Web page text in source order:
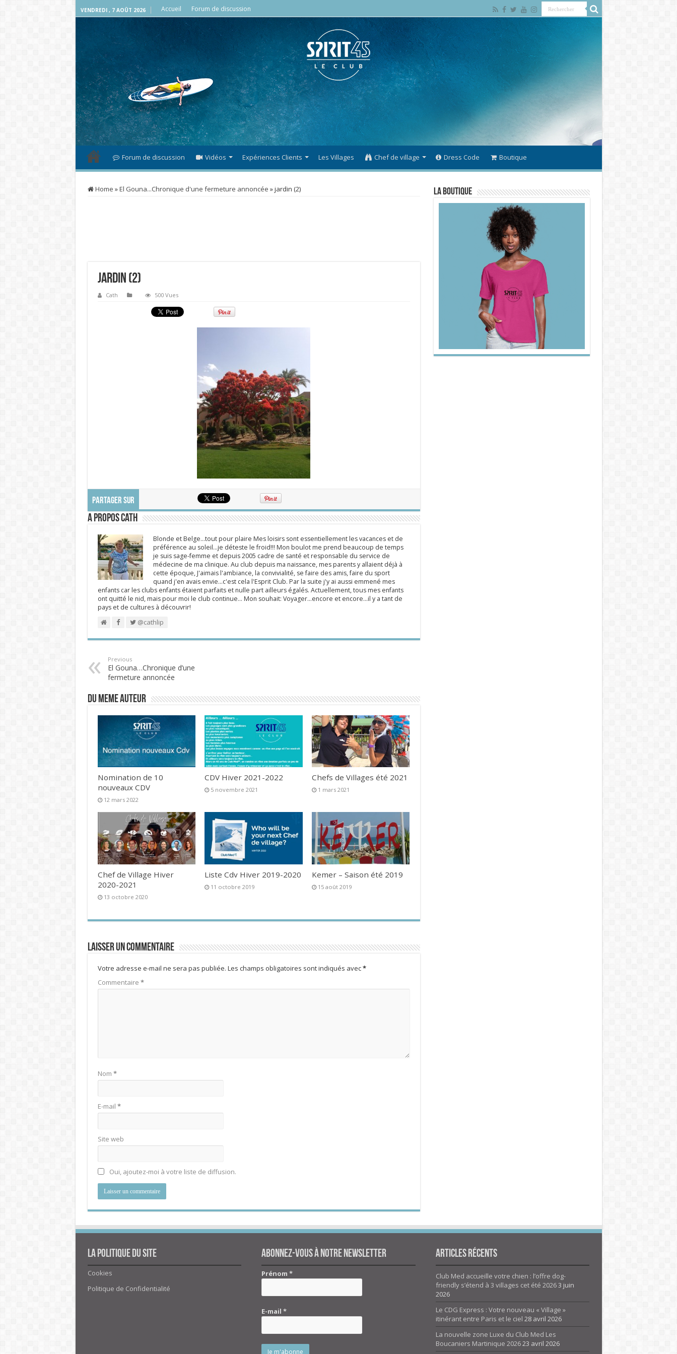
VENDREDI , 7 AOÛT 2026 Accueil Forum de discussion
Forum de discussion Vidéos Expériences Clients Les Villages Chef de village Dress Code Boutique
Home »El Gouna...Chronique d'une fermeture annoncée »jardin (2)
jardin (2)
Cath 500 Vues
PARTAGER SUR
A propos Cath
Blonde et Belge...tout pour plaire Mes loisirs sont essentiellement les vacances et de
préférence au soleil...je déteste le froid!!! Mon boulot me prend beaucoup de temps
je suis sage-femme et depuis 2005 cadre de santé et responsable du service de
médecine de ma clinique. Au club depuis ma naissance, mes parents y allaient déjà à
cette époque, J'aimais l'ambiance, la convivialité, se faire des amis, faire du sport
quand j'en avais envie...c'est cela l'Esprit Club. Par la suite j'y ai aussi emmené mes
enfants car les clubs enfants étaient parfaits et nulle part ailleurs égalés. Actuellement, tous mes enfants
ont quitté le nid, mais pour moi le club continue... Mon souhait: Voyager...encore et encore...il y a tant de
pays et de cultures à découvrir!
@cathlip
Previous
El Gouna…Chronique d’une
fermeture annoncée
DU MEME AUTEUR
Nomination de 10
nouveaux CDV
12 mars 2022
CDV Hiver 2021-2022
5 novembre 2021
Chefs de Villages été 2021
1 mars 2021
Chef de Village Hiver
2020-2021
13 octobre 2020
Liste Cdv Hiver 2019-2020
11 octobre 2019
Kemer – Saison été 2019
15 août 2019
Laisser un commentaire
Votre adresse e-mail ne sera pas publiée. Les champs obligatoires sont indiqués avec*
Commentaire *
Nom *
E-mail *
Site web
Oui, ajoutez-moi à votre liste de diffusion.
La Boutique
La politique du site
Cookies
Politique de Confidentialité
Abonnez-vous à notre newsletter
Prénom*
E-mail*
Articles Récents
Club Med accueille votre chien : l’offre dog-
friendly s’étend à 3 villages cet été 20263 juin
2026
Le CDG Express : Votre nouveau « Village »
itinérant entre Paris et le ciel 28 avril 2026
La nouvelle zone Luxe du Club Med Les
Boucaniers Martinique 202623 avril 2026